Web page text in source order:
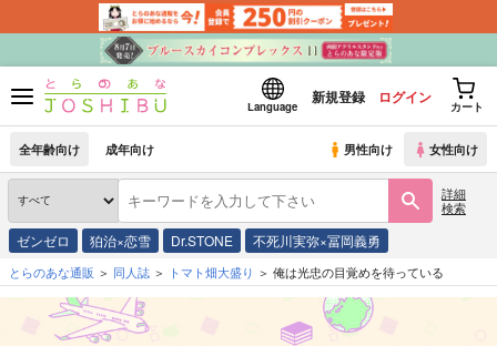
Language
新規登録 ログイン
カート
全年齢向け 成年向け 男性向け 女性向け
詳細
検索
ゼンゼロ 狛治×恋雪 Dr.STONE 不死川実弥×冨岡義勇
とらのあな通販 同人誌 トマト畑大盛り 俺は光忠の目覚めを待っている